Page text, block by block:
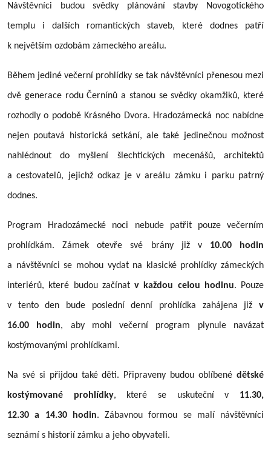
Návštěvníci budou svědky plánování stavby Novogotického
templu i dalších romantických staveb, které dodnes patří
k největším ozdobám zámeckého areálu.
Během jediné večerní prohlídky se tak návštěvníci přenesou mezi
dvě generace rodu Černínů a stanou se svědky okamžiků, které
rozhodly o podobě Krásného Dvora. Hradozámecká noc nabídne
nejen poutavá historická setkání, ale také jedinečnou možnost
nahlédnout do myšlení šlechtických mecenášů, architektů
a cestovatelů, jejichž odkaz je v areálu zámku i parku patrný
dodnes.
Program Hradozámecké noci nebude patřit pouze večerním
prohlídkám. Zámek otevře své brány již v 10.00 hodin
a návštěvníci se mohou vydat na klasické prohlídky zámeckých
interiérů, které budou začínat v každou celou hodinu. Pouze
v tento den bude poslední denní prohlídka zahájena již v
16.00 hodin, aby mohl večerní program plynule navázat
kostýmovanými prohlídkami.
Na své si přijdou také děti. Připraveny budou oblíbené dětské
kostýmované prohlídky, které se uskuteční v 11.30,
12.30 a 14.30 hodin. Zábavnou formou se malí návštěvníci
seznámí s historií zámku a jeho obyvateli.